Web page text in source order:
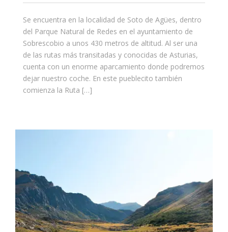
Se encuentra en la localidad de Soto de Agües, dentro
del Parque Natural de Redes en el ayuntamiento de
Sobrescobio a unos 430 metros de altitud. Al ser una
de las rutas más transitadas y conocidas de Asturias,
cuenta con un enorme aparcamiento donde podremos
dejar nuestro coche. En este pueblecito también
comienza la Ruta […]